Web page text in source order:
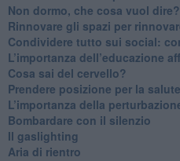
Non dormo, che cosa vuol dire?
​Rinnovare gli spazi per
​Condividere tutto sui social:
​L’importanza dell’educazione
​Cosa sai del cervello?
Prendere posizione per la
L’importanza della
​Bombardare con il silenzio
Il gaslighting
Aria di rientro